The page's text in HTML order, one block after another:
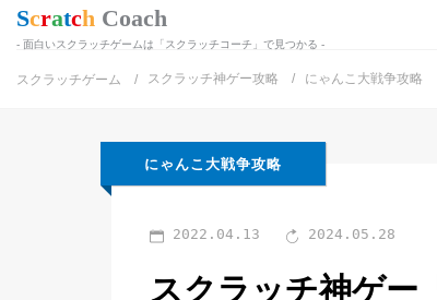
面白いスクラッチゲームは「スクラッチコーチ」で見つかる
スクラッチゲーム スクラッチ神ゲー攻略 にゃんこ大戦争攻略
にゃんこ大戦争攻略
2022.04.13 2024.05.28
スクラッチ神ゲー